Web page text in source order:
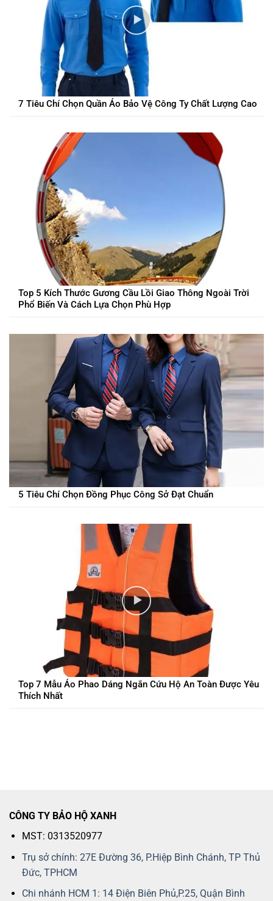
7 Tiêu Chí Chọn Quần Áo Bảo Vệ Công Ty Chất Lượng Cao
Top 5 Kích Thước Gương Cầu Lồi Giao Thông Ngoài Trời
Phổ Biến Và Cách Lựa Chọn Phù Hợp
5 Tiêu Chí Chọn Đồng Phục Công Sở Đạt Chuẩn
Top 7 Mẫu Áo Phao Dáng Ngắn Cứu Hộ An Toàn Được Yêu
Thích Nhất
CÔNG TY BẢO HỘ XANH
MST: 0313520977
Trụ sở chính: 27E Đường 36, P.Hiệp Bình Chánh, TP Thủ
Đức, TPHCM
Chi nhánh HCM 1: 14 Điện Biên Phủ,P.25, Quận Bình